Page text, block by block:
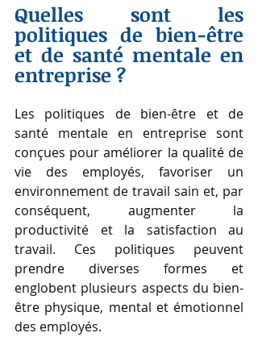
Quelles sont les
politiques de bien-être
et de santé mentale en
entreprise ?
Les politiques de bien-être et de
santé mentale en entreprise sont
conçues pour améliorer la qualité de
vie des employés, favoriser un
environnement de travail sain et, par
conséquent, augmenter la
productivité et la satisfaction au
travail. Ces politiques peuvent
prendre diverses formes et
englobent plusieurs aspects du bien-
être physique, mental et émotionnel
des employés.